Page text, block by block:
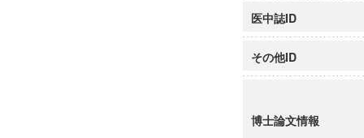
医中誌ID
その他ID
博士論文情報